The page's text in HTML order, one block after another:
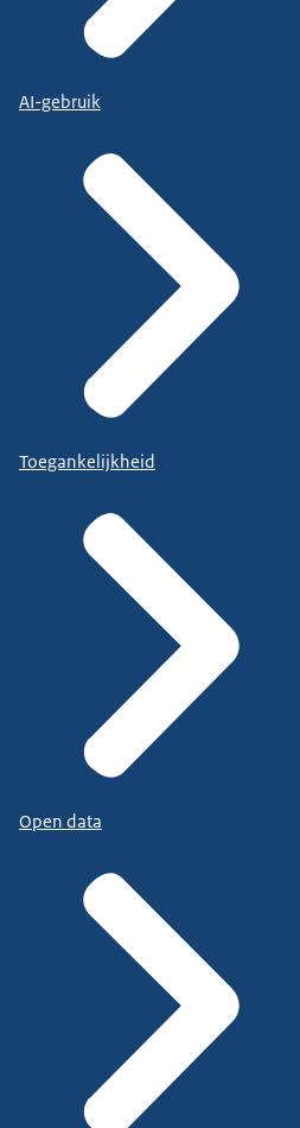
AI-gebruik
Toegankelijkheid
Open data